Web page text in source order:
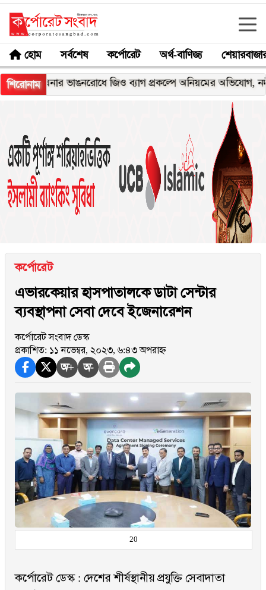
হোম সর্বশেষ কর্পোরেট অর্থ-বাণিজ্য
শিরোনামভাঙনরোধে জিও ব্যাগ প্রকল্পে অনিয়মের অভিযোগ, নদীরকূলে
কর্পোরেট
এভারকেয়ার হাসপাতালকে ডাটা সেন্টার
ব্যবস্থাপনা সেবা দেবে ইজেনারেশন
কর্পোরেট সংবাদ ডেস্ক
প্রকাশিত: ১১ নভেম্বর, ২০২৩, ৬:৪৩ অপরাহ্ন
অ+ অ-
20
কর্পোরেট ডেস্ক : দেশের শীর্ষস্থানীয় প্রযুক্তি সেবাদাতা